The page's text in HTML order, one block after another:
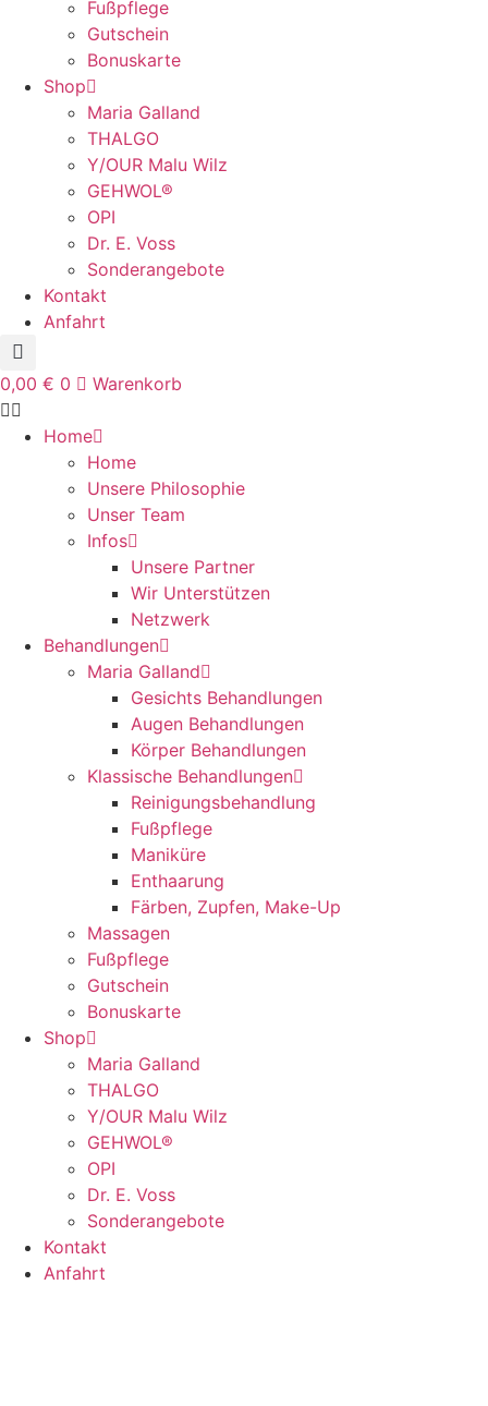
Fußpflege
Gutschein
Bonuskarte
Shop
Maria Galland
THALGO
Y/OUR Malu Wilz
GEHWOL®
OPI
Dr. E. Voss
Sonderangebote
Kontakt
Anfahrt
0,00 € 0 Warenkorb
Home
Home
Unsere Philosophie
Unser Team
Infos
Unsere Partner
Wir Unterstützen
Netzwerk
Behandlungen
Maria Galland
Gesichts Behandlungen
Augen Behandlungen
Körper Behandlungen
Klassische Behandlungen
Reinigungsbehandlung
Fußpflege
Maniküre
Enthaarung
Färben, Zupfen, Make-Up
Massagen
Fußpflege
Gutschein
Bonuskarte
Shop
Maria Galland
THALGO
Y/OUR Malu Wilz
GEHWOL®
OPI
Dr. E. Voss
Sonderangebote
Kontakt
Anfahrt